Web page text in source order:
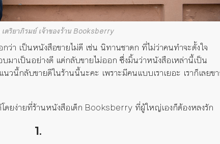
ตริยาภิรมย์ เจ้าของร้าน Booksberry
ว่า เป็นหนังสือขายไม่ดี เช่น นิทานชาดก ที่ไม่ว่าคนทำจะตั้งใจ
บมาเป็นอย่างดี แต่กลับขายไม่ออก ซึ่งมิ้นว่าหนังสือเหล่านี้เป็น
นวนี้กลับขายดีในร้านนี้นะคะ เพราะมีคนแบบเราเยอะ เราก็เลยข
ดยง่ายที่ร้านหนังสือเด็ก Booksberry ที่ผู้ใหญ่เองก็ต้องหลงรัก
1.